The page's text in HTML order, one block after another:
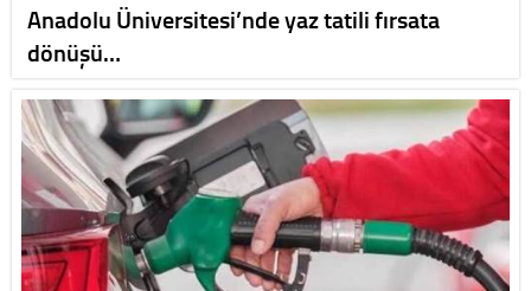
Anadolu Üniversitesi’nde yaz tatili fırsata
dönüşü…